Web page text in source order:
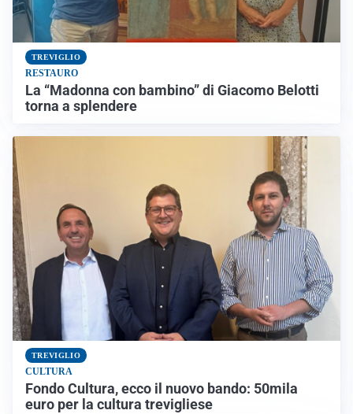
TREVIGLIO
RESTAURO
La “Madonna con bambino” di Giacomo Belotti
torna a splendere
TREVIGLIO
CULTURA
Fondo Cultura, ecco il nuovo bando: 50mila
euro per la cultura trevigliese